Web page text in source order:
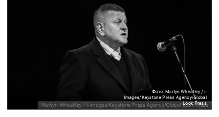
Фото: Martyn Wheatley / i-
Images/Keystone Press Agency/Global
Look Press